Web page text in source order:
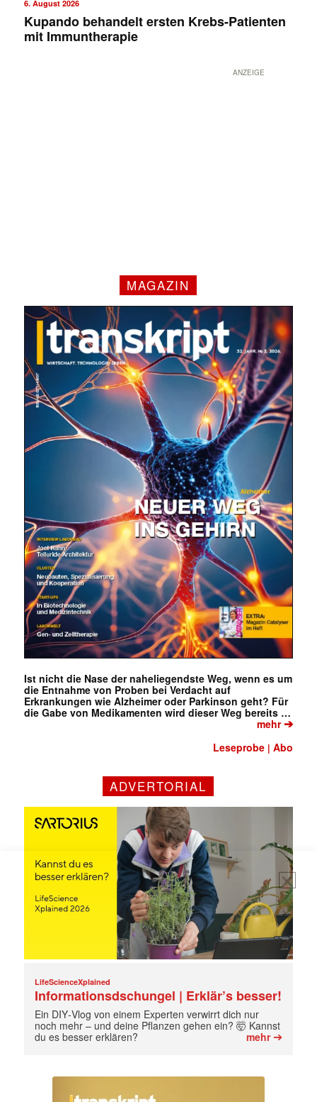
Mit dem |transkript-Newsletter
jede Woche aktuell informiert.
6. August 2026
Kupando behandelt ersten Krebs-Patienten
mit Immuntherapie
ANZEIGE
MAGAZIN
Ist nicht die Nase der naheliegendste Weg, wenn es um
die Entnahme von Proben bei Verdacht auf
Erkrankungen wie Alzheimer oder Parkinson geht? Für
die Gabe von Medikamenten wird dieser Weg bereits …
mehr➔
Leseprobe |Abo
ADVERTORIAL
LifeScienceXplained
Informationsdschungel | Erklär’s besser!
Ein DIY‑Vlog von einem Experten verwirrt dich nur
noch mehr – und deine Pflanzen gehen ein? 🤯 Kannst
du es besser erklären?
mehr➔